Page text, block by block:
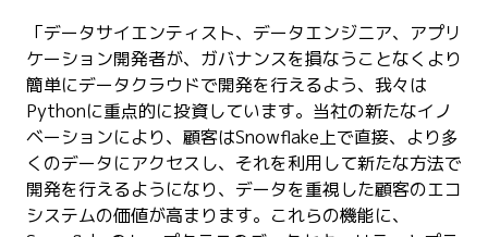
「データサイエンティスト、データエンジニア、アプリ
ケーション開発者が、ガバナンスを損なうことなくより
簡単にデータクラウドで開発を行えるよう、我々は
Pythonに重点的に投資しています。当社の新たなイノ
ベーションにより、顧客はSnowflake上で直接、より多
くのデータにアクセスし、それを利用して新たな方法で
開発を行えるようになり、データを重視した顧客のエコ
システムの価値が高まります。これらの機能に、